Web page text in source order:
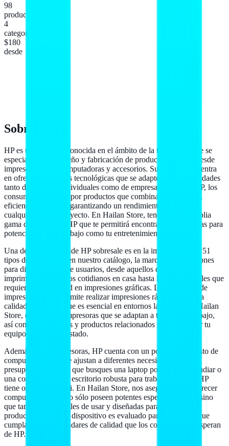
98
productos
4
categorías
$180
desde
Sobre
HP es una marca reconocida en el ámbito de la tecnología que se
especializa en el diseño y fabricación de productos que van desde
impresoras hasta computadoras y accesorios. Su enfoque se centra
en ofrecer soluciones tecnológicas que se adapten a las necesidades
tanto de usuarios individuales como de empresas. Al elegir HP, los
consumidores optan por productos que combinan innovación,
eficiencia y calidad, garantizando un rendimiento óptimo en
cualquier tarea o proyecto. En Hailan Store, tenemos una amplia
gama de productos HP que te permitirá encontrar lo que buscas para
potenciar tanto tu trabajo como tu entretenimiento.
Una de las áreas donde HP sobresale es en la impresión. Con 51
tipos de impresoras en nuestro catálogo, la marca ofrece opciones
para distintos tipos de usuarios, desde aquellos que necesitan
imprimen documentos cotidianos en casa hasta los profesionales que
requieren alta calidad en impresiones gráficas. La tecnología de
impresión de HP permite realizar impresiones rápidas y de alta
calidad, eficiencia que es esencial en entornos laborales. En Hailan
Store, encontrarás impresoras que se adaptan a tu flujo de trabajo,
así como los insumos y productos relacionados para mantener tu
equipo en perfecto estado.
Además de las impresoras, HP cuenta con un portafolio robusto de
computadoras que se ajustan a diferentes necesidades y
presupuestos. Ya sea que busques una laptop portátil para estudiar o
una computadora de escritorio robusta para trabajo creativo, HP
tiene opciones para ti. En Hailan Store, nos aseguramos de ofrecer
computadoras que no sólo poseen potentes especificaciones, sino
que también son fáciles de usar y diseñadas para optimizar tu
productividad. Cada dispositivo es evaluado para garantizar que
cumpla con los estándares de calidad que los consumidores esperan
de HP.